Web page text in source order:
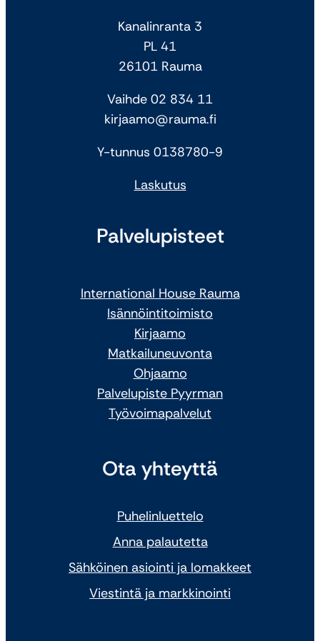
Kanalinranta 3
PL 41
26101 Rauma
Vaihde 02 834 11
kirjaamo@rauma.fi
Y-tunnus 0138780-9
Laskutus
Palvelupisteet
International House Rauma
Isännöintitoimisto
Kirjaamo
Matkailuneuvonta
Ohjaamo
Palvelupiste Pyyrman
Työvoimapalvelut
Ota yhteyttä
Puhelinluettelo
Anna palautetta
Sähköinen asiointi ja lomakkeet
Viestintä ja markkinointi